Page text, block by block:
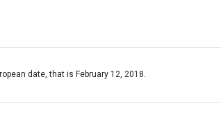
date, that is February 12, 2018.